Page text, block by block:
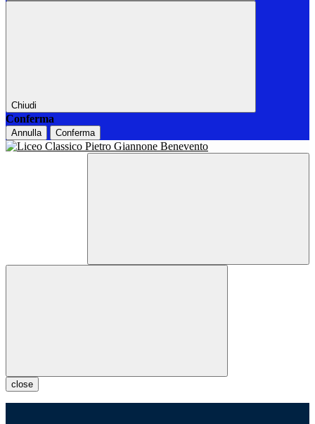
Chiudi
Conferma
Annulla Conferma
close